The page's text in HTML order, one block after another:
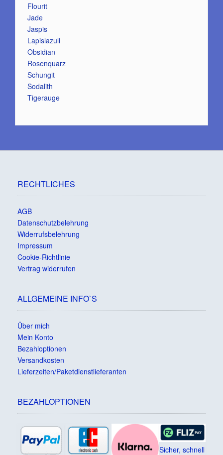
Flourit
Jade
Jaspis
Lapislazuli
Obsidian
Rosenquarz
Schungit
Sodalith
Tigerauge
RECHTLICHES
AGB
Datenschutzbelehrung
Widerrufsbelehrung
Impressum
Cookie-Richtlinie
Vertrag widerrufen
ALLGEMEINE INFO`S
Über mich
Mein Konto
Bezahloptionen
Versandkosten
Lieferzeiten/Paketdienstlieferanten
BEZAHLOPTIONEN
Sicher, schnell